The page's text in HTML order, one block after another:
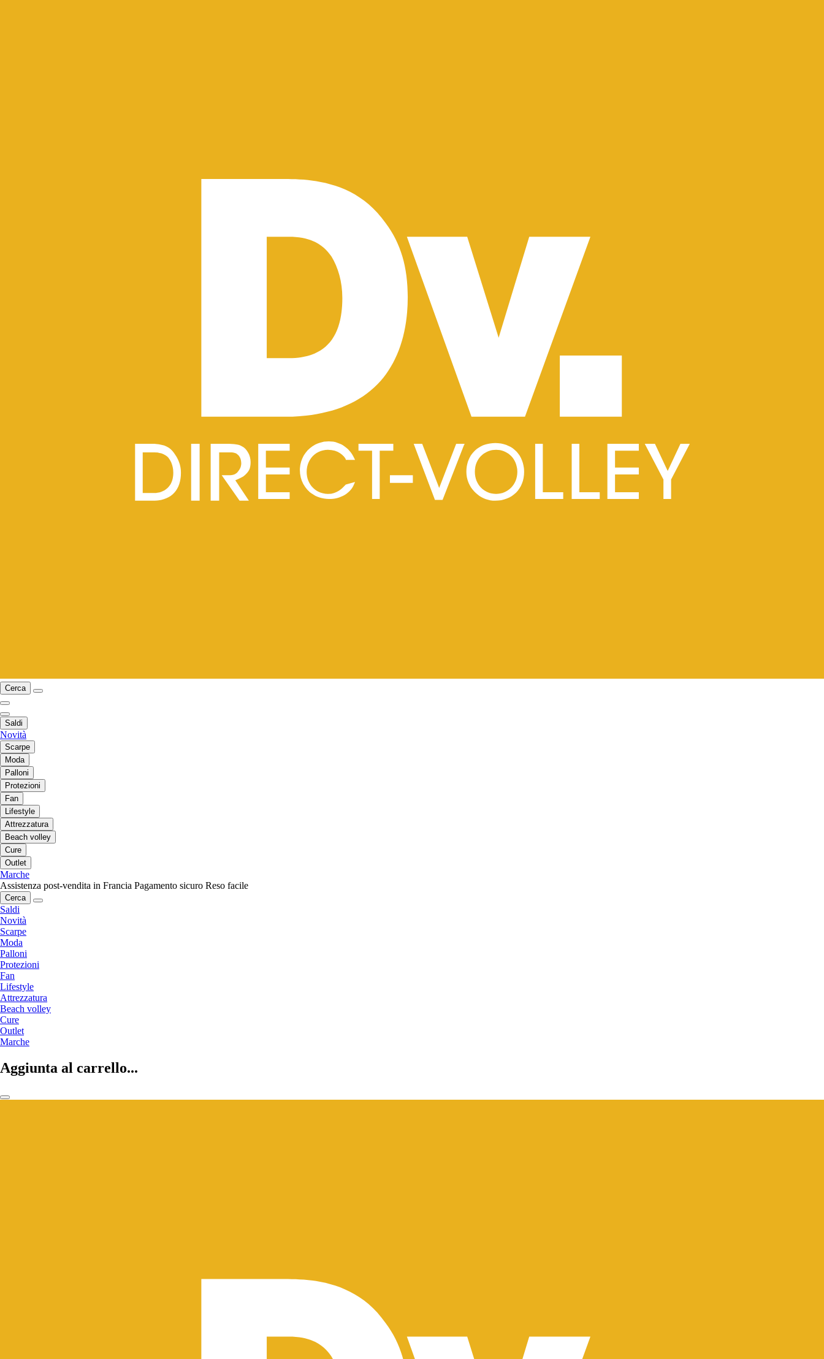
Cerca
Saldi
Novità
Scarpe
Moda
Palloni
Protezioni
Fan
Lifestyle
Attrezzatura
Beach volley
Cure
Outlet
Marche
Assistenza post-vendita in Francia Pagamento sicuro Reso facile
Cerca
Saldi
Novità
Scarpe
Moda
Palloni
Protezioni
Fan
Lifestyle
Attrezzatura
Beach volley
Cure
Outlet
Marche
Aggiunta al carrello...